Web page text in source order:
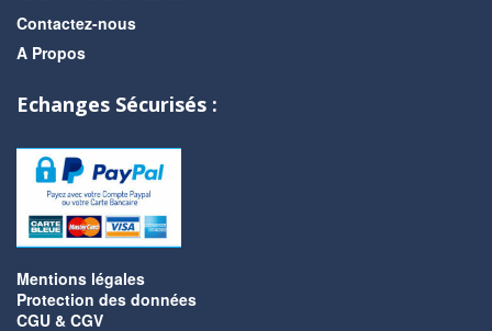
Contactez-nous
A Propos
Echanges Sécurisés :
Mentions légales
Protection des données
CGU & CGV